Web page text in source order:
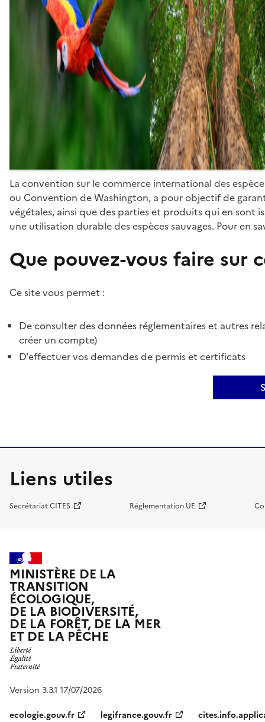
La convention sur le commerce international des
ou Convention de Washington, a pour objectif de
végétales, ainsi que des parties et produits qui en sont
une utilisation durable des espèces sauvages. Pour en
Que pouvez-vous faire sur
Ce site vous permet :
De consulter des données réglementaires et autres
créer un compte)
D'effectuer vos demandes de permis et certificats
Liens utiles
Secrétariat CITES Réglementation UE
MINISTÈRE DE LA
TRANSITION
ÉCOLOGIQUE,
DE LA BIODIVERSITÉ,
DE LA FORÊT, DE LA MER
ET DE LA PÊCHE
Version 3.3.1 17/07/2026
ecologie.gouv.fr
legifrance.gouv.fr